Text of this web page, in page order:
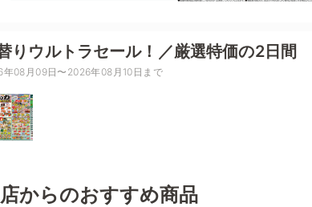
りウルトラセール！／厳選特価の2日間
年08月09日〜2026年08月10日まで
からのおすすめ商品